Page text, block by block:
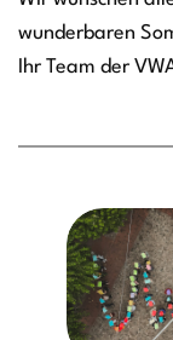
wunderbaren
Ihr Team der